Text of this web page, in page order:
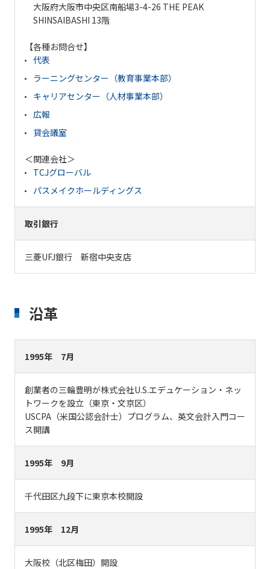
大阪府大阪市中央区南船場3-4-26 THE PEAK
SHINSAIBASHI 13階
【各種お問合せ】
代表
ラーニングセンター（教育事業本部）
キャリアセンター（人材事業本部）
広報
貸会議室
＜関連会社＞
TCJグローバル
パスメイクホールディングス
取引銀行
三菱UFJ銀行 新宿中央支店
沿革
1995年 7月
創業者の三輪豊明が株式会社U.S.エデュケーション・ネッ
トワークを設立（東京・文京区）
USCPA（米国公認会計士）プログラム、英文会計入門コー
ス開講
1995年 9月
千代田区九段下に東京本校開設
1995年 12月
大阪校（北区梅田）開設